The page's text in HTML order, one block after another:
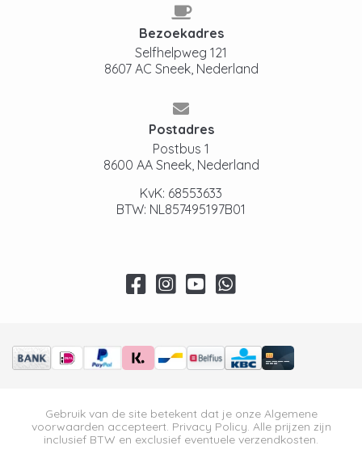
Bezoekadres
Selfhelpweg 121
8607 AC Sneek, Nederland
Postadres
Postbus 1
8600 AA Sneek, Nederland
KvK: 68553633
BTW: NL857495197B01
Gebruik van de site betekent dat je onze Algemene
voorwaarden accepteert. Privacy Policy . Alle prijzen zijn
inclusief BTW en exclusief eventuele verzendkosten.